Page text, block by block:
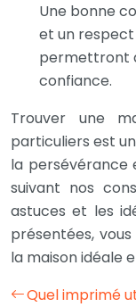
Une bonne
et un respect
permettront
confiance.
Trouver une
particuliers est
la persévérance
suivant nos
astuces et les
présentées,
la maison idéale
Quel imprimé